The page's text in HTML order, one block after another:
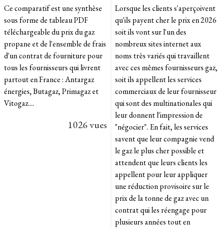
Ce comparatif est une synthèse
sous forme de tableau PDF
téléchargeable du prix du gaz
propane et de l'ensemble de frais
d'un contrat de fourniture pour
tous les fournisseurs qui livrent
partout en France : Antargaz
énergies, Butagaz, Primagaz et
Vitogaz....
1026 vues
Lorsque les clients s'aperçoivent
qu'ils payent cher le prix en 2026
soit ils vont sur l'un des
nombreux sites internet aux
noms très variés qui travaillent
avec ces mêmes fournisseurs gaz,
soit ils appellent les services
commerciaux de leur fournisseur
qui sont des multinationales qui
leur donnent l'impression de
"négocier". En fait, les services
savent que leur compagnie vend
le gaz le plus cher possible et
attendent que leurs clients les
appellent pour leur appliquer
une réduction provisoire sur le
prix de la tonne de gaz avec un
contrat qui les réengage pour
plusieurs années tout en